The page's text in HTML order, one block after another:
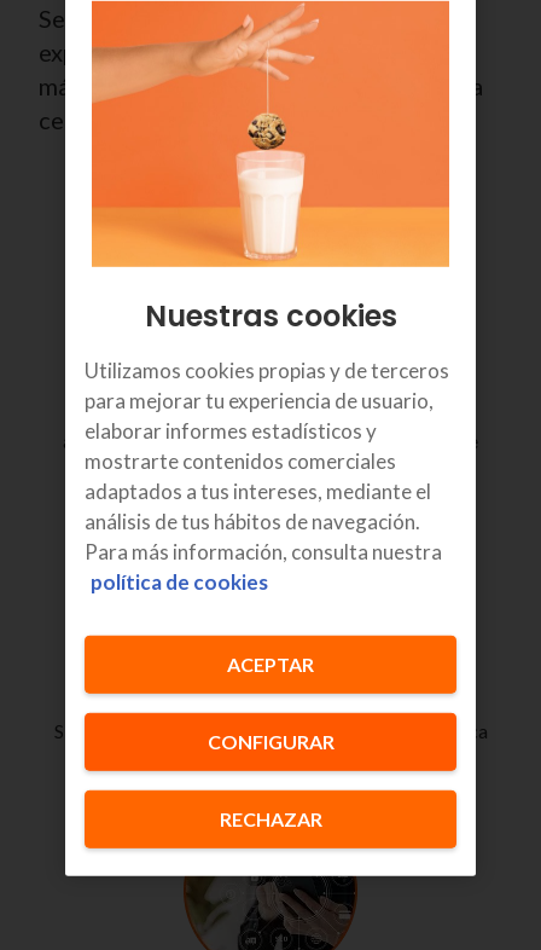
Servicio totalmente gestionado por
expertos de Euskaltel, que garantiza
máxima seguridad y permite a tu empresa
centrarse en el negocio.
Protección integral: frente a amenazas externas e
internas, conocidas o nuevas, incluye: antivirus
avanzado, protección avanzada (EDR) y gestión de
vulnerabiliades.
Siempre actualizado: incorpora de forma automática
Nuestras cookies
Utilizamos cookies propias y de terceros
para mejorar tu experiencia de usuario,
elaborar informes estadísticos y
mostrarte contenidos comerciales
adaptados a tus intereses, mediante el
análisis de tus hábitos de navegación.
Para más información, consulta nuestra
política de cookies
CONFIGURAR
RECHAZAR
ACEPTAR